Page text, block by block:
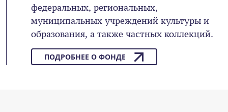
федеральных, региональных,
муниципальных учреждений культуры и
образования, а также частных коллекций.
ПОДРОБНЕЕ О ФОНДЕ